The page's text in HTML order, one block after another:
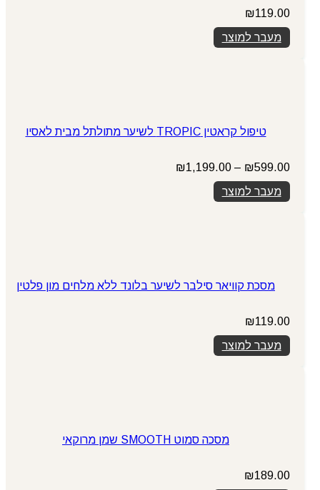
₪119.00
מעבר למוצר
טיפול קראטין TROPIC לשיער מתולתל מבית לאסיו
₪599.00
–
₪1,199.00
מעבר למוצר
מסכת קוויאר סילבר לשיער בלונד ללא מלחים מון פלטין
₪119.00
מעבר למוצר
מסכה סמוט SMOOTH שמן מרוקאי
₪189.00